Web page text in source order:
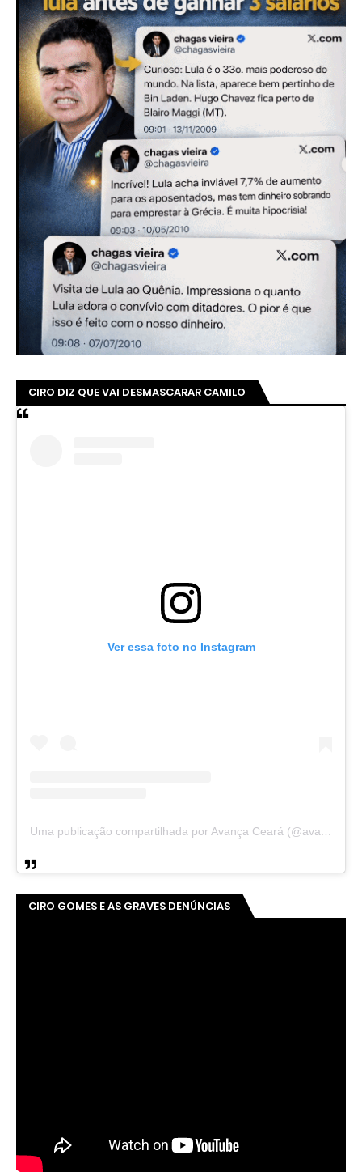
CIRO DIZ QUE VAI DESMASCARAR CAMILO
Ver essa foto no Instagram
Uma publicação compartilhada por Avança Ceará (@avancaceara)
CIRO GOMES E AS GRAVES DENÚNCIAS